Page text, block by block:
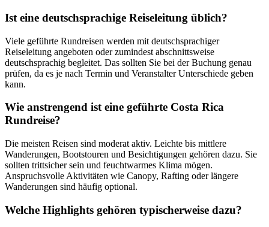
Ist eine deutschsprachige Reiseleitung üblich?
Viele geführte Rundreisen werden mit deutschsprachiger
Reiseleitung angeboten oder zumindest abschnittsweise
deutschsprachig begleitet. Das sollten Sie bei der Buchung genau
prüfen, da es je nach Termin und Veranstalter Unterschiede geben
kann.
Wie anstrengend ist eine geführte Costa Rica
Rundreise?
Die meisten Reisen sind moderat aktiv. Leichte bis mittlere
Wanderungen, Bootstouren und Besichtigungen gehören dazu. Sie
sollten trittsicher sein und feuchtwarmes Klima mögen.
Anspruchsvolle Aktivitäten wie Canopy, Rafting oder längere
Wanderungen sind häufig optional.
Welche Highlights gehören typischerweise dazu?